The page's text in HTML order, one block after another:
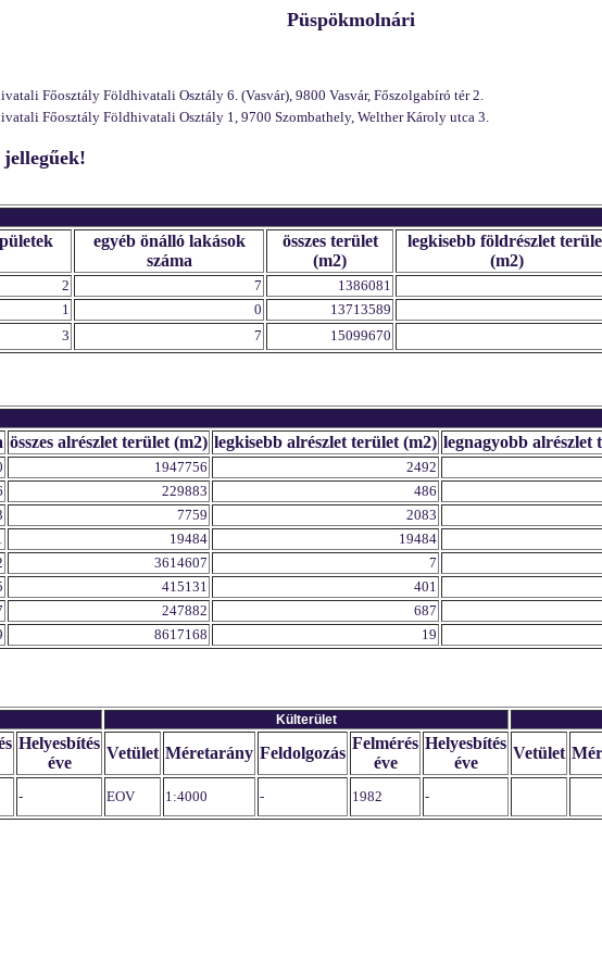
Püspökmolnári
Főosztály Földhivatali Osztály 6. (Vasvár), 9800 Vasvár, Főszolgabíró tér 2.
Főosztály Földhivatali Osztály 1, 9700 Szombathely, Welther Károly utca 3.
egyéb önálló lakások
száma
összes terület
(m2)
legkisebb földrészlet
(m2)
2 7 1386081
1 0 13713589
3 7 15099670
összes alrészlet terület (m2) legkisebb alrészlet terület (m2) legnagyobb alrészlet
1947756 2492
229883 486
7759 2083
19484 19484
3614607 7
415131 401
247882 687
8617168 19
Külterület
Helyesbítés
éve
Vetület Méretarány Feldolgozás
Felmérés
éve
Helyesbítés
éve
Vetület
- EOV 1:4000 - 1982 -